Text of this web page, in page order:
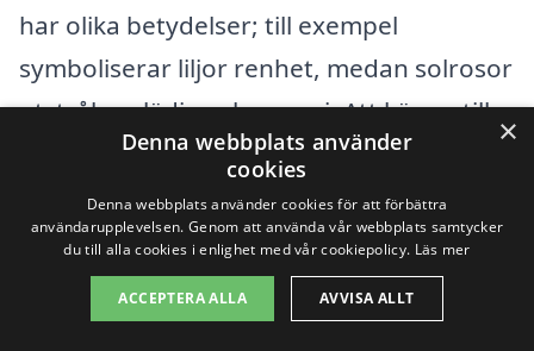
har olika betydelser; till exempel
symboliserar liljor renhet, medan solrosor
utstrålar glädje och energi. Att känna till
dessa detaljer kan hjälpa dig att göra ett
mer personligt val.
Det är enkelt att navigera på vår
plattform och hitta rätt florist som kan
×
Denna webbplats använder
cookies
Denna webbplats använder cookies för att förbättra
användarupplevelsen. Genom att använda vår webbplats samtycker
du till alla cookies i enlighet med vår cookiepolicy. Läs mer
ACCEPTERA ALLA AVVISA ALLT